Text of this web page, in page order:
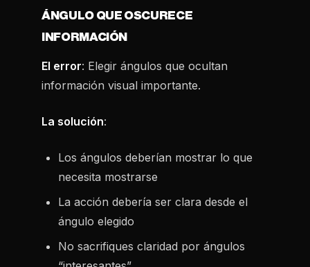
ÁNGULO QUE OSCURECE
INFORMACIÓN
El error: Elegir ángulos que ocultan
información visual importante.
La solución:
Los ángulos deberían mostrar lo que
necesita mostrarse
La acción debería ser clara desde el
ángulo elegido
No sacrifiques claridad por ángulos